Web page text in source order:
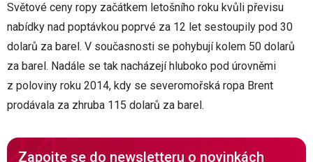
Světové ceny ropy začátkem letošního roku kvůli převisu
nabídky nad poptávkou poprvé za 12 let sestoupily pod 30
dolarů za barel. V současnosti se pohybují kolem 50 dolarů
za barel. Nadále se tak nacházejí hluboko pod úrovněmi
z poloviny roku 2014, kdy se severomořská ropa Brent
prodávala za zhruba 115 dolarů za barel.
Zapojte se do newsletteru o novinkách